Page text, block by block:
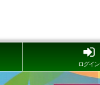
ログイン